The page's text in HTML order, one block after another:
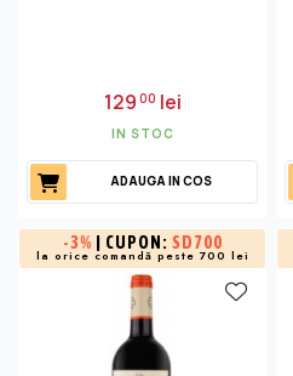
12900 lei
IN STOC
ADAUGA IN COS
-3% | CUPON: SD700
la orice comandă peste 700 lei